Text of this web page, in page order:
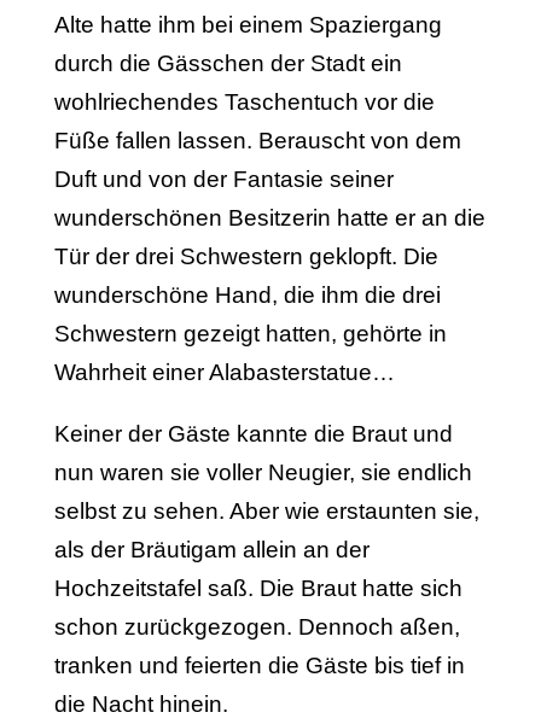
Alte hatte ihm bei einem Spaziergang
durch die Gässchen der Stadt ein
wohlriechendes Taschentuch vor die
Füße fallen lassen. Berauscht von dem
Duft und von der Fantasie seiner
wunderschönen Besitzerin hatte er an die
Tür der drei Schwestern geklopft. Die
wunderschöne Hand, die ihm die drei
Schwestern gezeigt hatten, gehörte in
Wahrheit einer Alabasterstatue…
Keiner der Gäste kannte die Braut und
nun waren sie voller Neugier, sie endlich
selbst zu sehen. Aber wie erstaunten sie,
als der Bräutigam allein an der
Hochzeitstafel saß. Die Braut hatte sich
schon zurückgezogen. Dennoch aßen,
tranken und feierten die Gäste bis tief in
die Nacht hinein.